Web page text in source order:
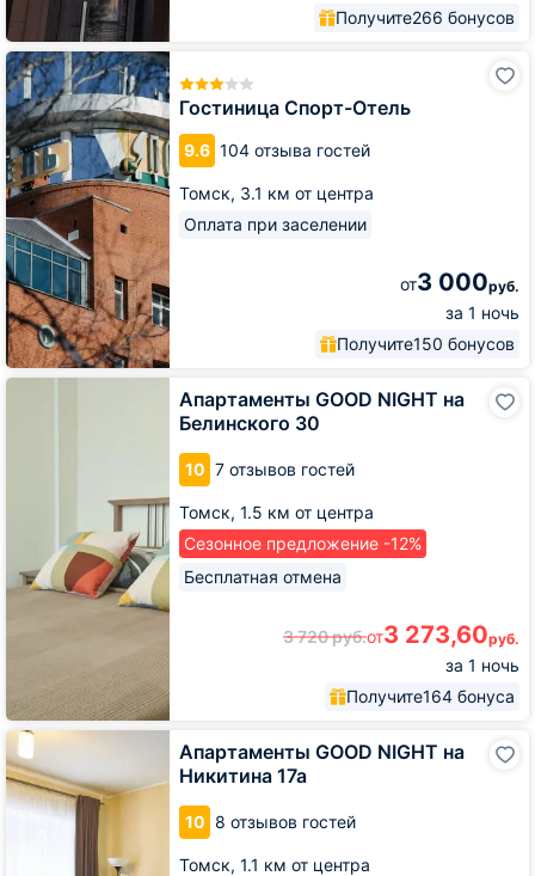
Получите266 бонусов
Гостиница Спорт-Отель
9.6 104 отзыва гостей
Томск, 3.1 км от центра
Оплата при заселении
от3 000руб.
за 1 ночь
Получите150 бонусов
Гостиница
Спорт-
Отель
Апартаменты GOOD NIGHT на
Белинского 30
10 7 отзывов гостей
Томск, 1.5 км от центра
Сезонное предложение -12%
Бесплатная отмена
3 720руб.от3 273,60руб.
за 1 ночь
Получите164 бонуса
Апартаменты
Апартаменты GOOD NIGHT на
Никитина 17а
10 8 отзывов гостей
Томск, 1.1 км от центра
Апартаменты
GOOD
NIGHT
на